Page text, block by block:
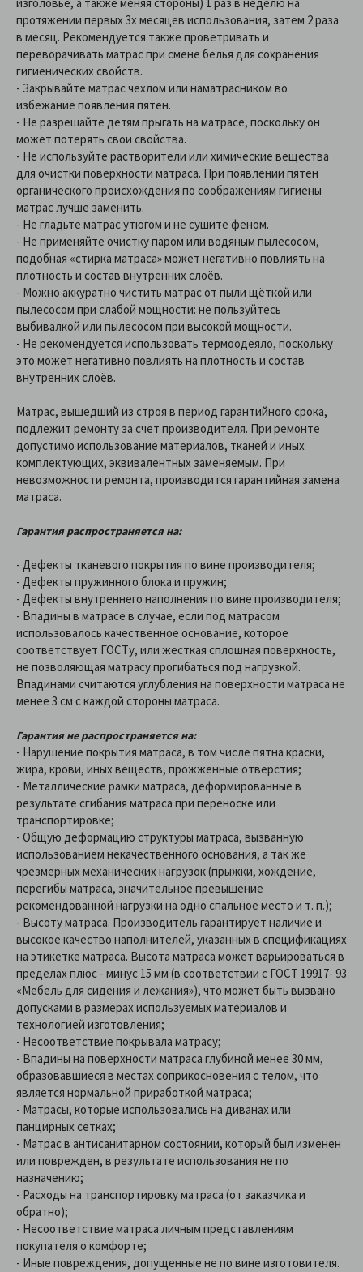
протяжении первых 3х месяцев использования, затем 2 раза
в месяц. Рекомендуется также проветривать и
переворачивать матрас при смене белья для сохранения
гигиенических свойств.
- Закрывайте матрас чехлом или наматрасником во
избежание появления пятен.
- Не разрешайте детям прыгать на матрасе, поскольку он
может потерять свои свойства.
- Не используйте растворители или химические вещества
для очистки поверхности матраса. При появлении пятен
органического происхождения по соображениям гигиены
матрас лучше заменить.
- Не гладьте матрас утюгом и не сушите феном.
- Не применяйте очистку паром или водяным пылесосом,
подобная «стирка матраса» может негативно повлиять на
плотность и состав внутренних слоёв.
- Можно аккуратно чистить матрас от пыли щёткой или
пылесосом при слабой мощности: не пользуйтесь
выбивалкой или пылесосом при высокой мощности.
- Не рекомендуется использовать термоодеяло, поскольку
это может негативно повлиять на плотность и состав
внутренних слоёв.
Матрас, вышедший из строя в период гарантийного срока,
подлежит ремонту за счет производителя. При ремонте
допустимо использование материалов, тканей и иных
комплектующих, эквивалентных заменяемым. При
невозможности ремонта, производится гарантийная замена
матраса.
Гарантия распространяется на:
- Дефекты тканевого покрытия по вине производителя;
- Дефекты пружинного блока и пружин;
- Дефекты внутреннего наполнения по вине производителя;
- Впадины в матрасе в случае, если под матрасом
использовалось качественное основание, которое
соответствует ГОСТу, или жесткая сплошная поверхность,
не позволяющая матрасу прогибаться под нагрузкой.
Впадинами считаются углубления на поверхности матраса не
менее 3 см с каждой стороны матраса.
Гарантия не распространяется на:
- Нарушение покрытия матраса, в том числе пятна краски,
жира, крови, иных веществ, прожженные отверстия;
- Металлические рамки матраса, деформированные в
результате сгибания матраса при переноске или
транспортировке;
- Общую деформацию структуры матраса, вызванную
использованием некачественного основания, а так же
чрезмерных механических нагрузок (прыжки, хождение,
перегибы матраса, значительное превышение
рекомендованной нагрузки на одно спальное место и т. п.);
- Высоту матраса. Производитель гарантирует наличие и
высокое качество наполнителей, указанных в спецификациях
на этикетке матраса. Высота матраса может варьироваться в
пределах плюс - минус 15 мм (в соответствии с ГОСТ 19917- 93
«Мебель для сидения и лежания»), что может быть вызвано
допусками в размерах используемых материалов и
технологией изготовления;
- Несоответствие покрывала матрасу;
- Впадины на поверхности матраса глубиной менее 30 мм,
образовавшиеся в местах соприкосновения с телом, что
является нормальной приработкой матраса;
- Матрасы, которые использовались на диванах или
панцирных сетках;
- Матрас в антисанитарном состоянии, который был изменен
или поврежден, в результате использования не по
назначению;
- Расходы на транспортировку матраса (от заказчика и
обратно);
- Несоответствие матраса личным представлениям
покупателя о комфорте;
- Иные повреждения, допущенные не по вине изготовителя.